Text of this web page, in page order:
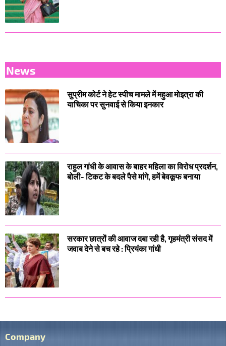
News
सुप्रीम कोर्ट ने हेट स्पीच मामले में महुआ मोइत्रा की
याचिका पर सुनवाई से किया इनकार
राहुल गांधी के आवास के बाहर महिला का विरोध प्रदर्शन,
बोली- टिकट के बदले पैसे मांगे, हमें बेवकूफ बनाया
सरकार छात्रों की आवाज दबा रही है, गृहमंत्री संसद में
जवाब देने से बच रहे : प्रियंका गांधी
Company